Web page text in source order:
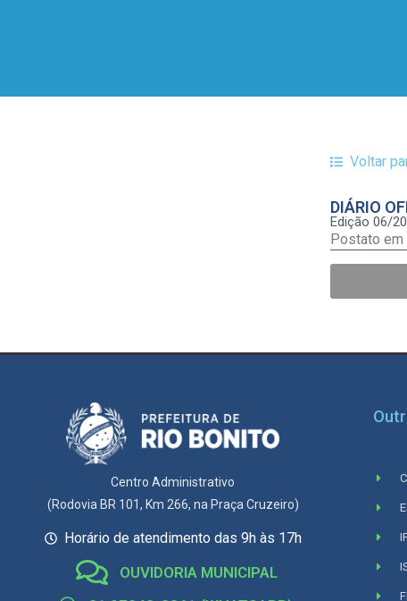
Voltar
DIÁRIO
Edição 06/
Postato
Centro Administrativo
(Rodovia BR 101, Km 266, na Praça Cruzeiro)
Horário de atendimento das 9h às 17h
OUVIDORIA MUNICIPAL